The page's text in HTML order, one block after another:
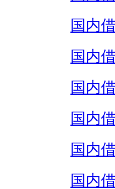
国内
国内
国内
国内
国内
国内